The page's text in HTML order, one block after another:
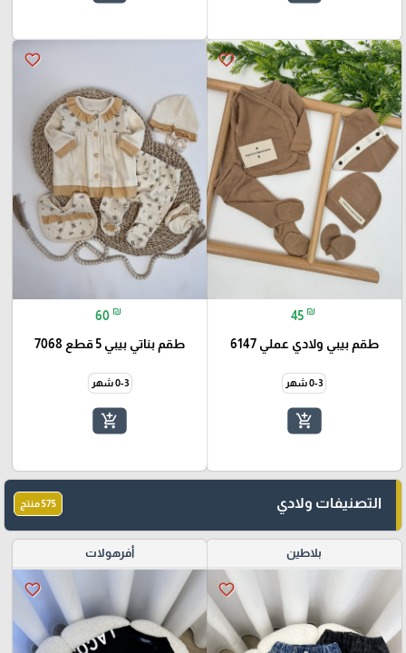
favorite_border
45 ₪
طقم بيبي ولادي عملي 6147
0-3 شهر
add_shopping_cart
favorite_border
60 ₪
طقم بناتي بيبي 5 قطع 7068
0-3 شهر
add_shopping_cart
التصنيفات ولادي 575 منتج
بلاطين
favorite_border
أفرهولات
favorite_border